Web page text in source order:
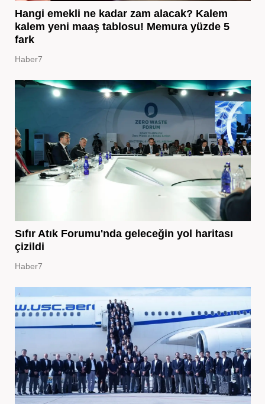
Hangi emekli ne kadar zam alacak? Kalem
kalem yeni maaş tablosu! Memura yüzde 5
fark
Haber7
Sıfır Atık Forumu'nda geleceğin yol haritası
çizildi
Haber7